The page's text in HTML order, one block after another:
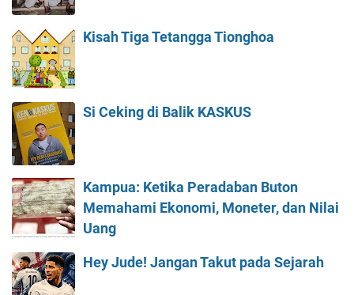
Kisah Tiga Tetangga Tionghoa
Si Ceking di Balik KASKUS
Kampua: Ketika Peradaban Buton
Memahami Ekonomi, Moneter, dan Nilai
Uang
Hey Jude! Jangan Takut pada Sejarah